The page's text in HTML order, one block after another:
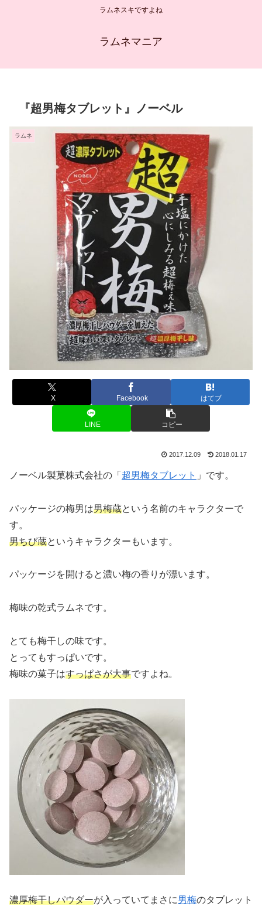
ラムネスキですよね
ラムネマニア
『超男梅タブレット』ノーベル
ラムネ
X Facebook はてブ
LINE コピー
2017.12.09 2018.01.17
ノーベル製菓株式会社の「 超男梅タブレット 」です。
パッケージの梅男は男梅蔵という名前のキャラクターで
す。
男ちび蔵というキャラクターもいます。
パッケージを開けると濃い梅の香りが漂います。
梅味の乾式ラムネです。
とても梅干しの味です。
とってもすっぱいです。
梅味の菓子はすっぱさが大事ですよね。
濃厚梅干しパウダーが入っていてまさに男梅のタブレット